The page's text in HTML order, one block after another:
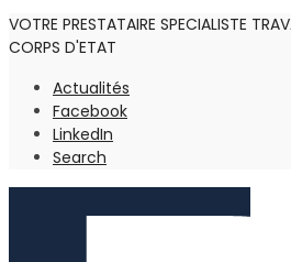
VOTRE PRESTATAIRE SPECIALISTE
CORPS D'ETAT
Actualités
Facebook
LinkedIn
Search